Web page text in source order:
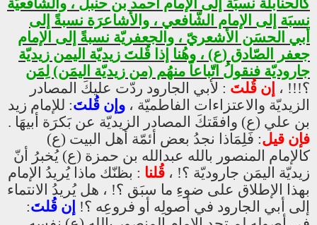
كالحنابلَة نسبَة إلى الإمام أحمد بن حنبل ، والشّافعيّة
نسبَة إلى الإمام الشّافعي ، والأشاعرَة نسبةً إلى
أبي الحسَن الأشعريّ ، والجعفريّة نسبةً إلى الإمام
جعفر الصّادق (ع) ، وهُنا إذا قُلتَ زيديّة اليمن زيديّة
جاروديّة فنقولُ اتّباعاً منهُم (من زيديّة اليمَن) لِمَن
؟!!! ، إن قُلتَ : لأبي الجارود ردّت عليكَ المصادر
الزيديّة والاعتزاءات الفاطميّة ، وإن قُلتَ: للإمام زيد
بن علي (ع) وافقَتكَ المصادر الزيديّة عن بَكرَة أبيهَا .
فإن قيل: فَلِمَاذا نجدُ بعض أئمّة أهل البيت (ع)
كالإمام المنصور بالله عبدالله بن حمزة (ع) يُخبرُ أنّ
زيديّة اليمَن جاروديّة ؟! ، قُلنا : بظنّك ماذا يُريدُ الإمام
بهذا الإطلاق على ضوءِ ما سبَق ؟! ، هل يُريدُ الانتماء
إلى أبي الجارود في أصولِه أو فروعِه ؟! إن قُلتَ: